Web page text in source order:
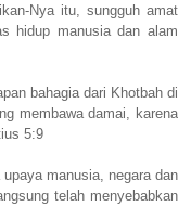
Nya itu, sungguh amat
hidup manusia dan alam
bahagia dari Khotbah di
membawa damai, karena
5:9
manusia, negara dan
telah menyebabkan